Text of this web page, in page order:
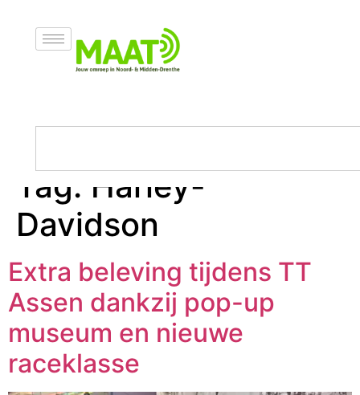
Tag: Harley-
Davidson
Extra beleving tijdens TT
Assen dankzij pop-up
museum en nieuwe
raceklasse